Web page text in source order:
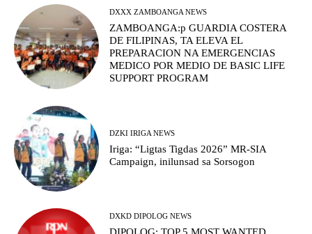
DXXX ZAMBOANGA NEWS
ZAMBOANGA:p GUARDIA COSTERA
DE FILIPINAS, TA ELEVA EL
PREPARACION NA EMERGENCIAS
MEDICO POR MEDIO DE BASIC LIFE
SUPPORT PROGRAM
DZKI IRIGA NEWS
Iriga: “Ligtas Tigdas 2026” MR-SIA
Campaign, inilunsad sa Sorsogon
DXKD DIPOLOG NEWS